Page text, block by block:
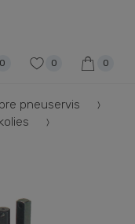
0 0 0
pneuservis